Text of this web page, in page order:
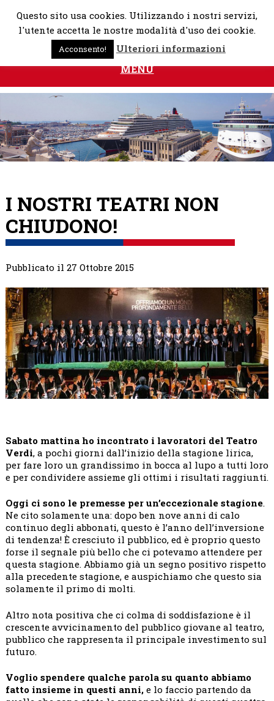
Skip
MENU
I NOSTRI TEATRI NON
CHIUDONO!
Pubblicato il 27 Ottobre 2015
Sabato mattina ho incontrato i lavoratori del Teatro
Verdi, a pochi giorni dall’inizio della stagione lirica,
per fare loro un grandissimo in bocca al lupo a tutti loro
e per condividere assieme gli ottimi i risultati raggiunti.
Oggi ci sono le premesse per un’eccezionale stagione.
Ne cito solamente una: dopo ben nove anni di calo
continuo degli abbonati, questo è l’anno dell’inversione
di tendenza! È cresciuto il pubblico, ed è proprio questo
forse il segnale più bello che ci potevamo attendere per
questa stagione. Abbiamo già un segno positivo rispetto
alla precedente stagione, e auspichiamo che questo sia
solamente il primo di molti.
Altro nota positiva che ci colma di soddisfazione è il
crescente avvicinamento del pubblico giovane al teatro,
pubblico che rappresenta il principale investimento sul
futuro.
Voglio spendere qualche parola su quanto abbiamo
fatto insieme in questi anni,e lo faccio partendo da
Questo sito usa cookies. Utilizzando i nostri servizi,
l'utente accetta le nostre modalità d'uso dei cookie.
Acconsento! Ulteriori informazioni